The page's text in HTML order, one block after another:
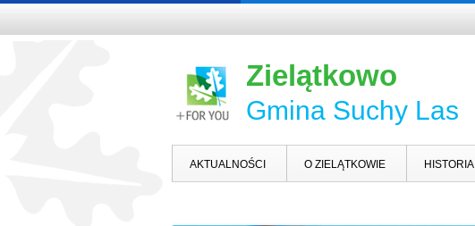
Zielątkowo
Gmina Suchy Las
AKTUALNOŚCI O ZIELĄTKOWIE HISTORIA